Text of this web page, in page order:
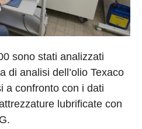
sono stati analizzati
di analisi dell’olio Texaco
a confronto con i dati
lubrificate con